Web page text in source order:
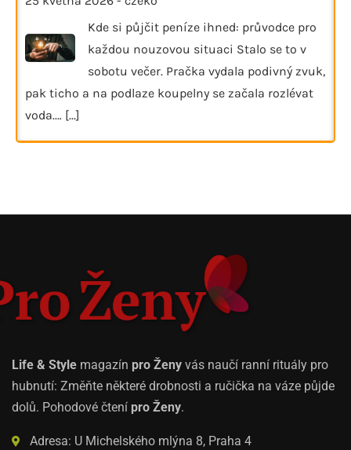
Kde si půjčit peníze ihned: průvodce pro
každou nouzovou situaci Stalo se to v
sobotu večer. Pračka vydala podivný zvuk,
pak ticho a na podlaze koupelny se začala rozlévat
voda.… [...]
Life & Style magazín pro Ženy vás naučí ranní rituály pro
hubnutí: Změňte některé drobnosti a ručička na váze půjde
dolů. Pohodové čtení pro Ženy.
Adresa: U Michelského mlýna 8, Praha 4